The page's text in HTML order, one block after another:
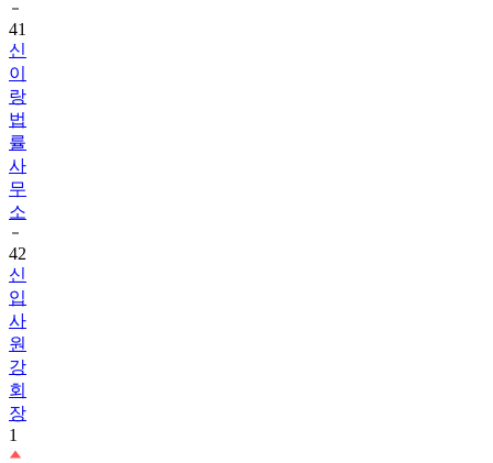
41
신
이
랑
법
률
사
무
소
42
신
입
사
원
강
회
장
1